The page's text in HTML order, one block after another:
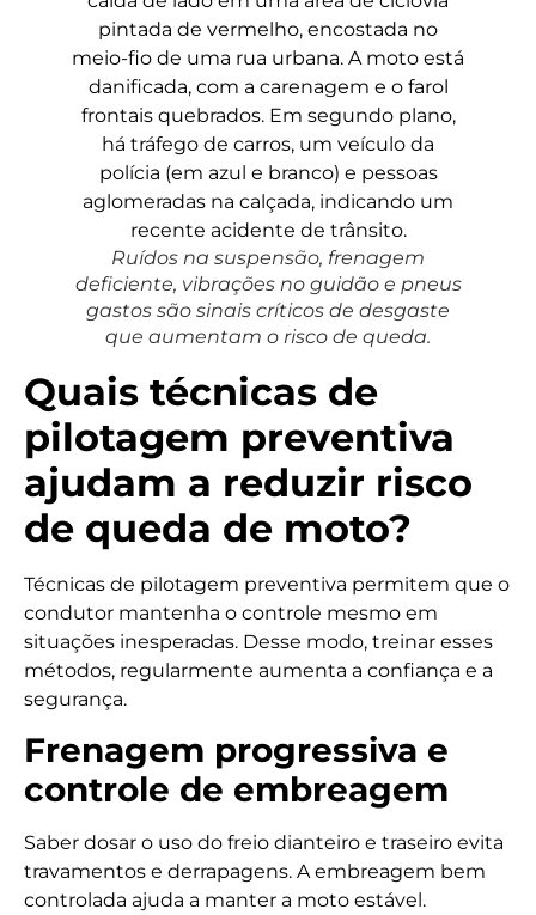
Ruídos na suspensão, frenagem
deficiente, vibrações no guidão e pneus
gastos são sinais críticos de desgaste
que aumentam o risco de queda.
Quais técnicas de
pilotagem preventiva
ajudam a reduzir risco
de queda de moto?
Técnicas de pilotagem preventiva permitem que o
condutor mantenha o controle mesmo em
situações inesperadas. Desse modo, treinar esses
métodos, regularmente aumenta a confiança e a
segurança.
Frenagem progressiva e
controle de embreagem
Saber dosar o uso do freio dianteiro e traseiro evita
travamentos e derrapagens. A embreagem bem
controlada ajuda a manter a moto estável.